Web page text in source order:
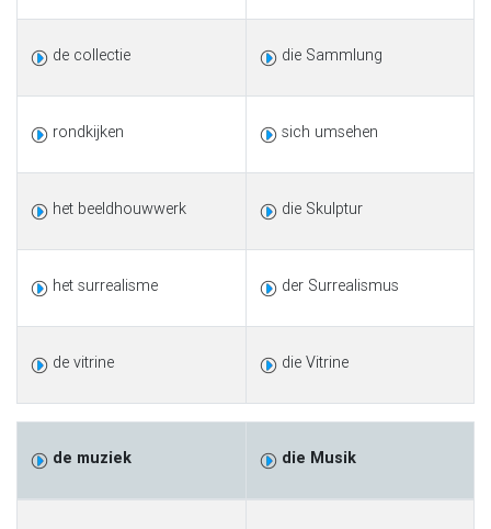
de collectie die Sammlung
rondkijken sich umsehen
het beeldhouwwerk die Skulptur
het surrealisme der Surrealismus
de vitrine die Vitrine
de muziek die Musik